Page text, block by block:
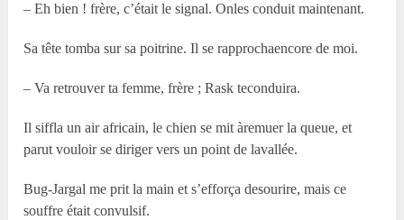
– Eh bien ! frère, c’était le signal. Onles conduit maintenant.
Sa tête tomba sur sa poitrine. Il se rapprochaencore de moi.
– Va retrouver ta femme, frère ; Rask teconduira.
Il siffla un air africain, le chien se mit àremuer la queue, et
parut vouloir se diriger vers un point de lavallée.
Bug-Jargal me prit la main et s’efforça desourire, mais ce
souffre était convulsif.